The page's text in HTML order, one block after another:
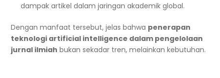
dampak artikel dalam jaringan akademik global.
Dengan manfaat tersebut, jelas bahwa penerapan
teknologi artificial intelligence dalam pengelolaan
jurnal ilmiah bukan sekadar tren, melainkan kebutuhan.